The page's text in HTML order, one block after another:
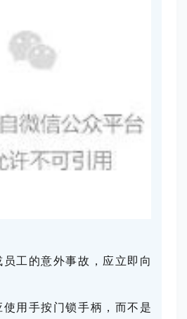
员工的意外事故，应立即向
使用手按门锁手柄，而不是